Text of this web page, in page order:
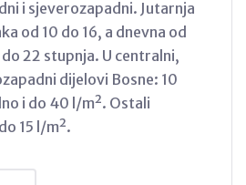
i sjeverozapadni. Jutarnja
od 10 do 16, a dnevna od
do 22 stupnja. U centralni,
dijelovi Bosne: 10
i do 40 l/m². Ostali
15 l/m².